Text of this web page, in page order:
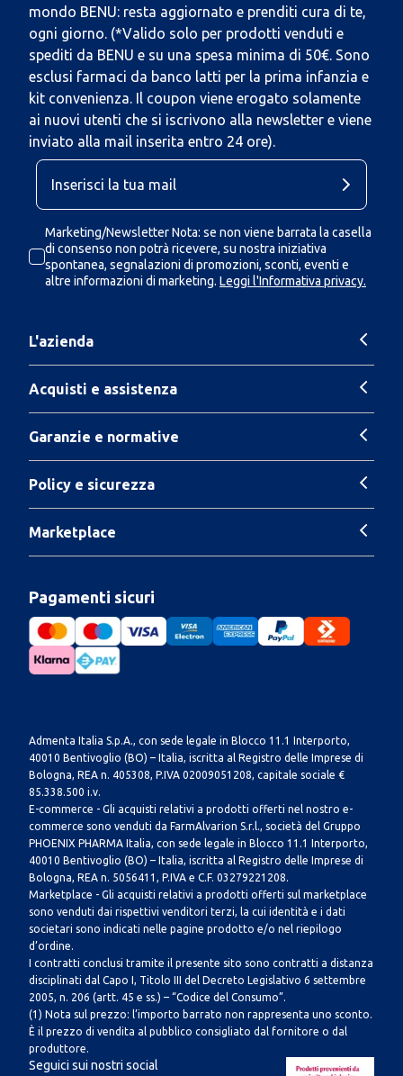
mondo BENU: resta aggiornato e prenditi cura di te,
ogni giorno. (*Valido solo per prodotti venduti e
spediti da BENU e su una spesa minima di 50€. Sono
esclusi farmaci da banco latti per la prima infanzia e
kit convenienza. Il coupon viene erogato solamente
ai nuovi utenti che si iscrivono alla newsletter e viene
inviato alla mail inserita entro 24 ore).
Marketing/Newsletter Nota: se non viene barrata la casella
di consenso non potrà ricevere, su nostra iniziativa
spontanea, segnalazioni di promozioni, sconti, eventi e
altre informazioni di marketing. Leggi l'Informativa privacy.
L'azienda
Acquisti e assistenza
Garanzie e normative
Policy e sicurezza
Marketplace
Pagamenti sicuri
Admenta Italia S.p.A., con sede legale in Blocco 11.1 Interporto,
40010 Bentivoglio (BO) – Italia, iscritta al Registro delle Imprese di
Bologna, REA n. 405308, P.IVA 02009051208, capitale sociale €
85.338.500 i.v.
E-commerce - Gli acquisti relativi a prodotti offerti nel nostro e-
commerce sono venduti da FarmAlvarion S.r.l., società del Gruppo
PHOENIX PHARMA Italia, con sede legale in Blocco 11.1 Interporto,
40010 Bentivoglio (BO) – Italia, iscritta al Registro delle Imprese di
Bologna, REA n. 5056411, P.IVA e C.F. 03279221208.
Marketplace - Gli acquisti relativi a prodotti offerti sul marketplace
sono venduti dai rispettivi venditori terzi, la cui identità e i dati
societari sono indicati nelle pagine prodotto e/o nel riepilogo
d’ordine.
I contratti conclusi tramite il presente sito sono contratti a distanza
disciplinati dal Capo I, Titolo III del Decreto Legislativo 6 settembre
2005, n. 206 (artt. 45 e ss.) – “Codice del Consumo”.
(1) Nota sul prezzo: l’importo barrato non rappresenta uno sconto.
È il prezzo di vendita al pubblico consigliato dal fornitore o dal
produttore.
Seguici sui nostri social